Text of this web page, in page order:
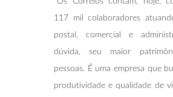
117 mil colaboradores
postal, comercial e
dúvida, seu maior
pessoas. É uma empresa que
produtividade e qualidade de